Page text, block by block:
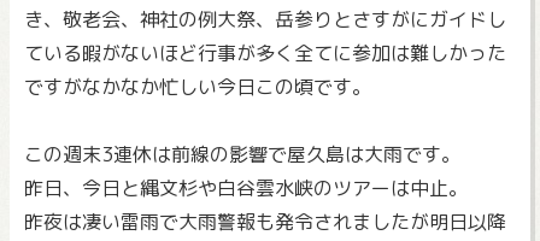
き、敬老会、神社の例大祭、岳参りとさすがにガイドし
ている暇がないほど行事が多く全てに参加は難しかった
ですがなかなか忙しい今日この頃です。
この週末3連休は前線の影響で屋久島は大雨です。
昨日、今日と縄文杉や白谷雲水峡のツアーは中止。
昨夜は凄い雷雨で大雨警報も発令されましたが明日以降